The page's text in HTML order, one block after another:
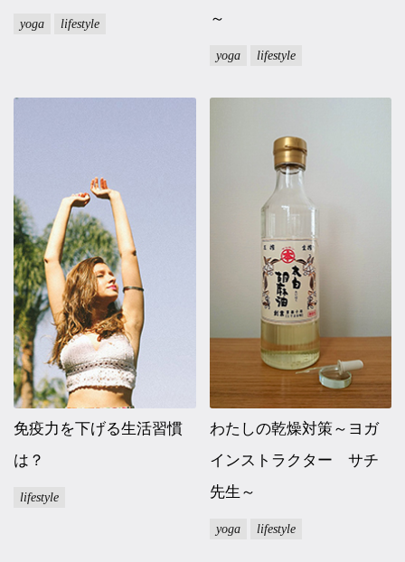
yoga lifestyle
～
yoga lifestyle
免疫力を下げる生活習慣
は？
lifestyle
わたしの乾燥対策～ヨガ
インストラクター サチ
先生～
yoga lifestyle